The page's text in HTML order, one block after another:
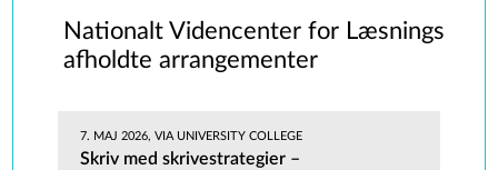
Nationalt Videncenter for Læsnings
afholdte arrangementer
7. MAJ 2026, VIA UNIVERSITY COLLEGE
Skriv med skrivestrategier –